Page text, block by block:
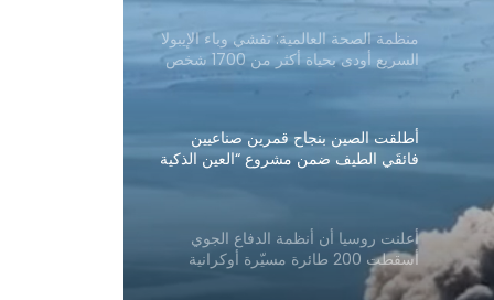
منظمة الصحة العالمية: تفشي وباء الإيبولا
السريع أودی بحياة أكثر من 1700 شخص
أطلقت الصين بنجاح قمرين صناعيين
فائقَي الطيف ضمن مشروع “العين الذكية
أعلنت روسيا أن أنظمة الدفاع الجوي
أسقطت 200 طائرة مسيّرة أوكرانية
خلال الأربع والعشرين ساعة الماضية